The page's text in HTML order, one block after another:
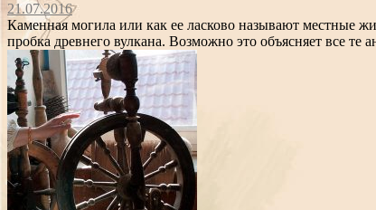
21.07.2016
Каменная могила или как ее ласково называют местные
пробка древнего вулкана. Возможно это объясняет все